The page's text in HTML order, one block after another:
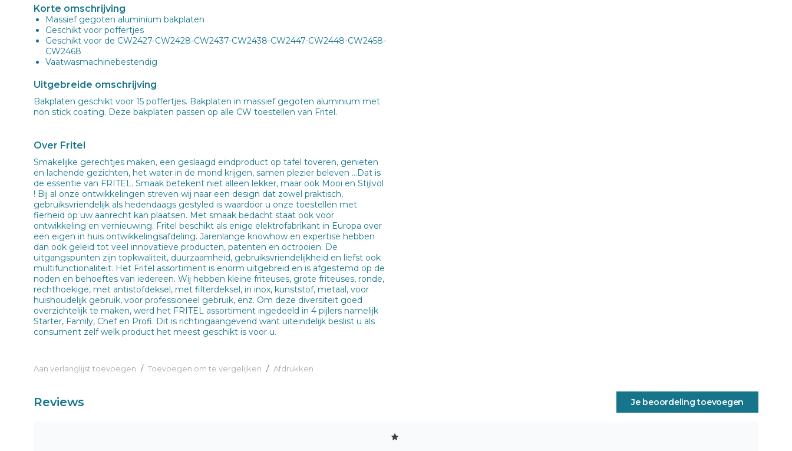
Korte omschrijving
Massief gegoten aluminium bakplaten
Geschikt voor poffertjes
Geschikt voor de CW2427-CW2428-CW2437-CW2438-CW2447-CW2448-CW2458-
CW2468
Vaatwasmachinebestendig
Uitgebreide omschrijving
Bakplaten geschikt voor 15 poffertjes. Bakplaten in massief gegoten aluminium met
non stick coating. Deze bakplaten passen op alle CW toestellen van Fritel.
Over Fritel
Smakelijke gerechtjes maken, een geslaagd eindproduct op tafel toveren, genieten
en lachende gezichten, het water in de mond krijgen, samen plezier beleven …Dat is
de essentie van FRITEL. Smaak betekent niet alleen lekker, maar ook Mooi en Stijlvol
! Bij al onze ontwikkelingen streven wij naar een design dat zowel praktisch,
gebruiksvriendelijk als hedendaags gestyled is waardoor u onze toestellen met
fierheid op uw aanrecht kan plaatsen. Met smaak bedacht staat ook voor
ontwikkeling en vernieuwing. Fritel beschikt als enige elektrofabrikant in Europa over
een eigen in huis ontwikkelingsafdeling. Jarenlange knowhow en expertise hebben
dan ook geleid tot veel innovatieve producten, patenten en octrooien. De
uitgangspunten zijn topkwaliteit, duurzaamheid, gebruiksvriendelijkheid en liefst ook
multifunctionaliteit. Het Fritel assortiment is enorm uitgebreid en is afgestemd op de
noden en behoeftes van iedereen. Wij hebben kleine friteuses, grote friteuses, ronde,
rechthoekige, met antistofdeksel, met filterdeksel, in inox, kunststof, metaal, voor
huishoudelijk gebruik, voor professioneel gebruik, enz. Om deze diversiteit goed
overzichtelijk te maken, werd het FRITEL assortiment ingedeeld in 4 pijlers namelijk
Starter, Family, Chef en Profi. Dit is richtingaangevend want uiteindelijk beslist u als
consument zelf welk product het meest geschikt is voor u.
Aan verlanglijst toevoegen / Toevoegen om te vergelijken / Afdrukken
Reviews Je beoordeling toevoegen